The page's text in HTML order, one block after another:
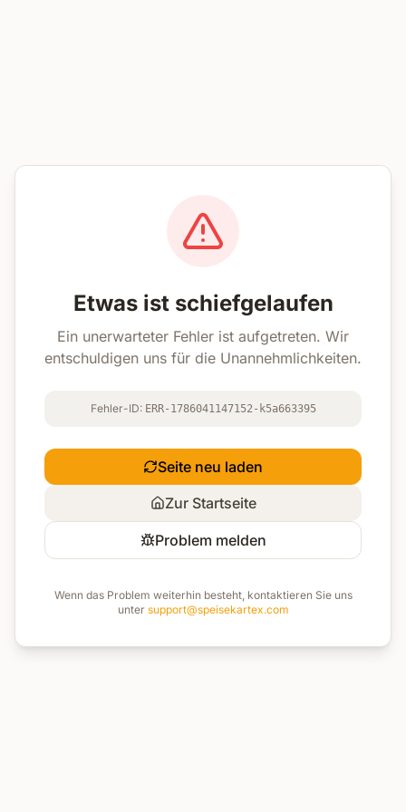
Etwas ist schiefgelaufen
Ein unerwarteter Fehler ist aufgetreten. Wir
entschuldigen uns für die Unannehmlichkeiten.
Fehler-ID: ERR-1786041147152-k5a663395
Seite neu laden
Zur Startseite
Problem melden
Wenn das Problem weiterhin besteht, kontaktieren Sie uns
unter support@speisekartex.com